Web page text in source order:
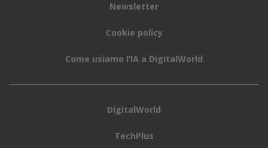
Newsletter
Cookie policy
Come usiamo l’IA a DigitalWorld
DigitalWorld
TechPlus